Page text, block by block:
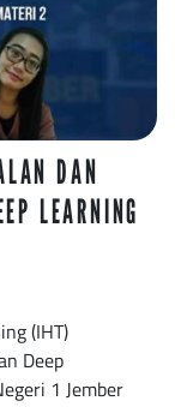
DAN
LEARNING
(IHT)
Deep
1 Jember